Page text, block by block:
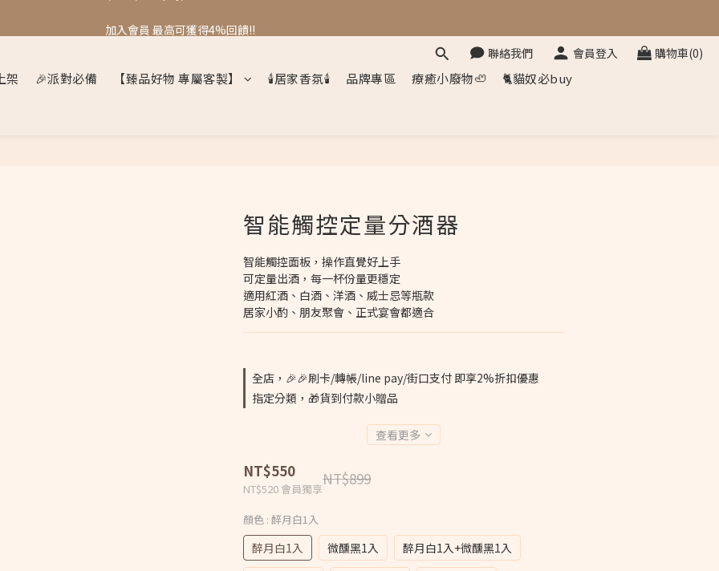
聯絡我們 會員登入 購物車(0)
架 🎉派對必備 【臻品好物 專屬客製】 🕯️居家香氛🕯️ 品牌專區 療癒小廢物🦥 🐈貓奴必buy
智能觸控定量分酒器
智能觸控面板，操作直覺好上手
可定量出酒，每一杯份量更穩定
適用紅酒、白酒、洋酒、威士忌等瓶款
居家小酌、朋友聚會、正式宴會都適合
全店，🎉🎉刷卡/轉帳/line pay/街口支付 即享2%折扣優惠
指定分類，🎁貨到付款小贈品
查看更多
NT$899
NT$550
NT$520 會員獨享
顏色 : 醉月白1入
醉月白1入 微醺黑1入
醉月白1入+微醺黑1入